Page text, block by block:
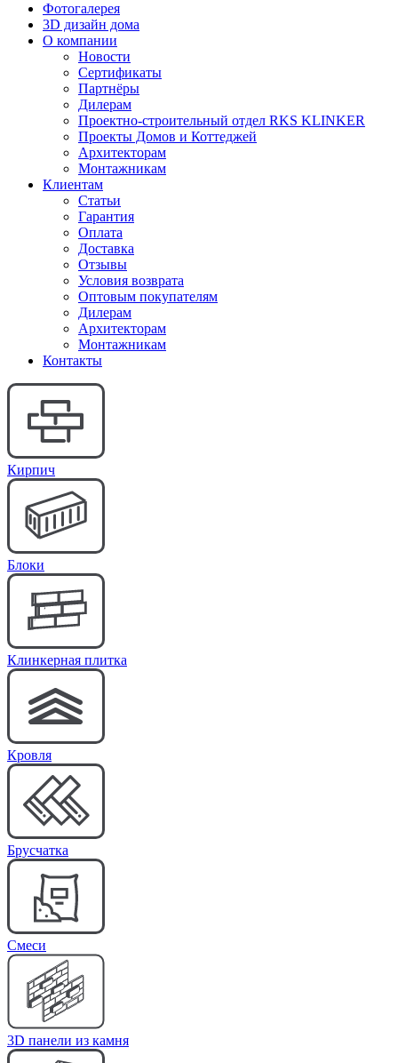
Фотогалерея
3D дизайн дома
О компании
Новости
Сертификаты
Партнёры
Дилерам
Проектно-строительный отдел RKS KLINKER
Проекты Домов и Коттеджей
Архитекторам
Монтажникам
Клиентам
Статьи
Гарантия
Оплата
Доставка
Отзывы
Условия возврата
Оптовым покупателям
Дилерам
Архитекторам
Монтажникам
Контакты
Кирпич
Блоки
Клинкерная плитка
Кровля
Брусчатка
Cмеси
3D панели из камня